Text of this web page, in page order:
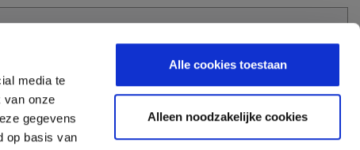
media te
van onze
gegevens
op basis van
Alle cookies toestaan
Alleen noodzakelijke cookies